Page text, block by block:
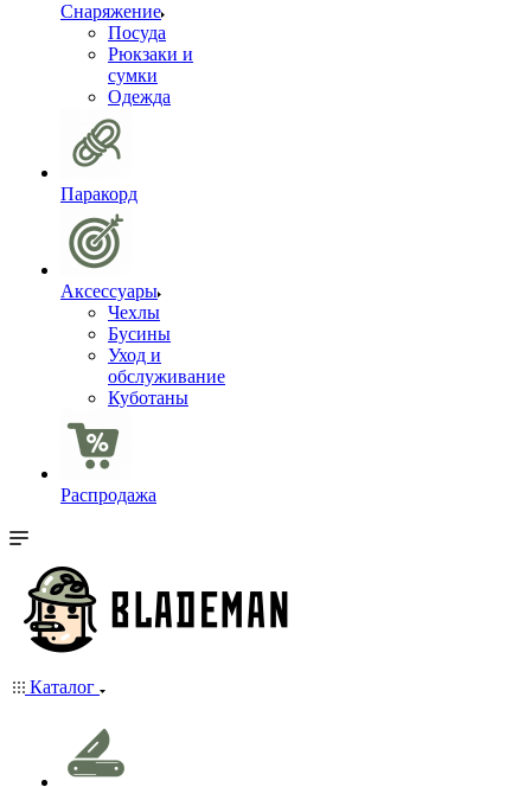
Снаряжение
Посуда
Рюкзаки и
сумки
Одежда
Паракорд
Аксессуары
Чехлы
Бусины
Уход и
обслуживание
Куботаны
Распродажа
Каталог